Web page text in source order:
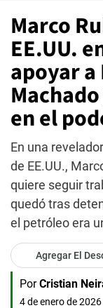
Marco
EE.UU.
apoyar
en el
En una
de EE.UU.,
quiere seguir
quedó tras
el petróleo era
Agregar El
Por Cristian
4 de enero de